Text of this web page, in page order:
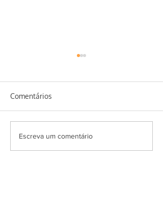
Erva baleeira e seus
benefícios
Comentários
Escreva um comentário